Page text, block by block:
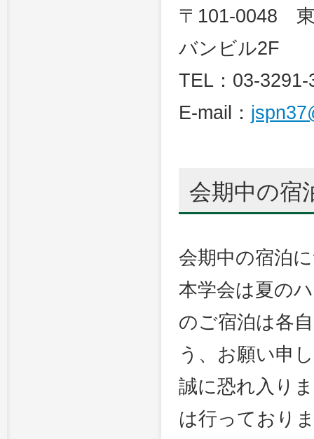
〒101-0048
バンビル2F
TEL：03-
E-mail：
会期中の宿
会期中の宿泊
本学会は夏の
のご宿泊は各
う、お願い申
誠に恐れ入り
は行っており